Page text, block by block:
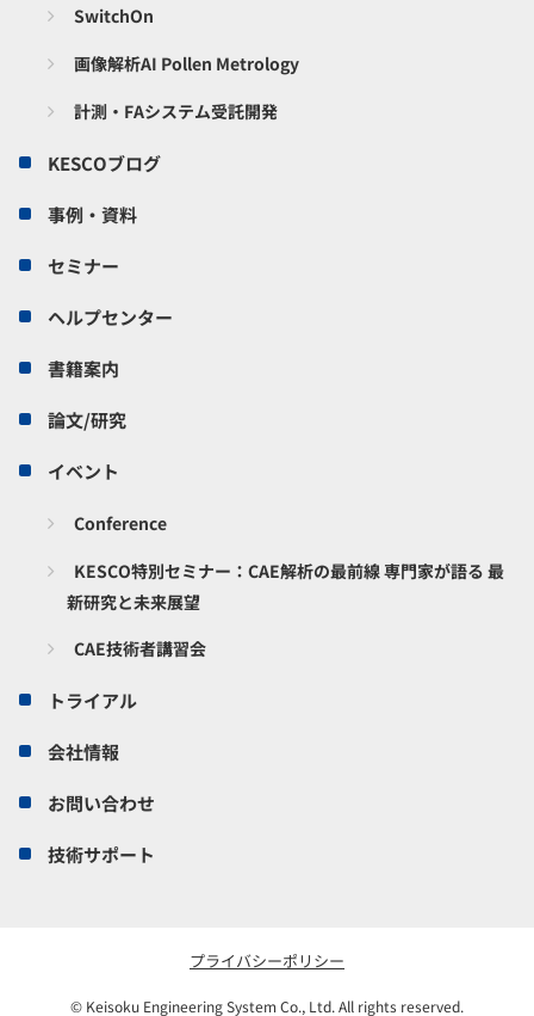
SwitchOn
画像解析AI Pollen Metrology
計測・FAシステム受託開発
KESCOブログ
事例・資料
セミナー
ヘルプセンター
書籍案内
論文/研究
イベント
Conference
KESCO特別セミナー：CAE解析の最前線 専門家が語る 最
新研究と未来展望
CAE技術者講習会
トライアル
会社情報
お問い合わせ
技術サポート
プライバシーポリシー
© Keisoku Engineering System Co., Ltd. All rights reserved.